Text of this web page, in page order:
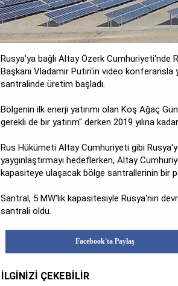
Rusya'ya bağlı Altay Özerk Cumhuriyeti'nde
Başkanı Vladamir Putin'in video konferansla
santralinde üretim başladı.
Bölgenin ilk enerji yatırımı olan Koş Ağaç
gerekli de bir yatırım" derken 2019 yılına
Rus Hükümeti Altay Cumhuriyeti gibi
yaygınlaştırmayı hedeflerken, Altay
kapasiteye ulaşacak bölge santrallerinin bir
Santral, 5 MW'lık kapasitesiyle Rusya'nın
santrali oldu.
Facebook'ta Paylaş
İLGİNİZİ ÇEKEBİLİR